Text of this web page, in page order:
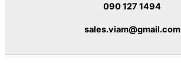
090 127 1494
sales.viam@gmail.com